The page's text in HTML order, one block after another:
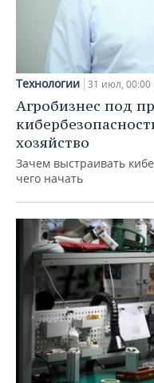
Технологии 31 июл, 00:00
Агробизнес под
хозяйство
Зачем выстраивать
чего начать